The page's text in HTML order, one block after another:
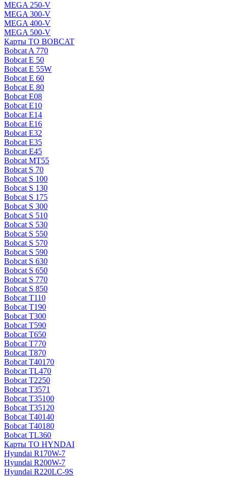
MEGA 250-V
MEGA 300-V
MEGA 400-V
MEGA 500-V
Карты ТО BOBCAT
Bobcat A 770
Bobcat E 50
Bobcat E 55W
Bobcat E 60
Bobcat E 80
Bobcat E08
Bobcat E10
Bobcat E14
Bobcat E16
Bobcat E32
Bobcat E35
Bobcat E45
Bobcat MT55
Bobcat S 70
Bobcat S 100
Bobcat S 130
Bobcat S 175
Bobcat S 300
Bobcat S 510
Bobcat S 530
Bobcat S 550
Bobcat S 570
Bobcat S 590
Bobcat S 630
Bobcat S 650
Bobcat S 770
Bobcat S 850
Bobcat T110
Bobcat T190
Bobcat T300
Bobcat T590
Bobcat T650
Bobcat T770
Bobcat T870
Bobcat T40170
Bobcat TL470
Bobcat Т2250
Bobcat Т3571
Bobcat Т35100
Bobcat Т35120
Bobcat Т40140
Bobcat Т40180
Bobcat ТL360
Карты ТО HYNDAI
Hyundai R170W-7
Hyundai R200W-7
Hyundai R220LC-9S